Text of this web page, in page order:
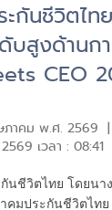
กันชีวิตไท
บสูงด้านก
CEO
าคม พ.ศ. 2569
เวลา : 08:41
นชีวิตไทย โดยน
คมประกันชีวิตไท